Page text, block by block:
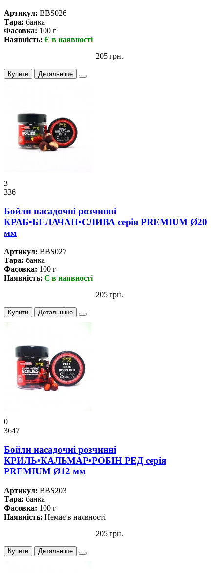
Артикул: BBS026
Тара: банка
Фасовка: 100 г
Наявність: Є в наявності
205 грн.
Купити Детальніше
3
336
Бойли насадочні розчинні
КРАБ•БЕЛАЧАН•СЛИВА серiя PREMIUM Ø20
мм
Артикул: BBS027
Тара: банка
Фасовка: 100 г
Наявність: Є в наявності
205 грн.
Купити Детальніше
0
3647
Бойли насадочні розчинні
КРИЛЬ•КАЛЬМАР•РОБІН РЕД серiя
PREMIUM Ø12 мм
Артикул: BBS203
Тара: банка
Фасовка: 100 г
Наявність: Немає в наявності
205 грн.
Купити Детальніше